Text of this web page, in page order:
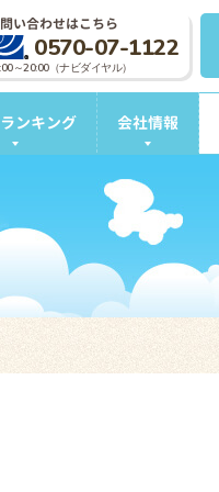
い合わせはこちら
0570-07-1122
～20:00（ナビダイヤル）
ンキング 会社情報